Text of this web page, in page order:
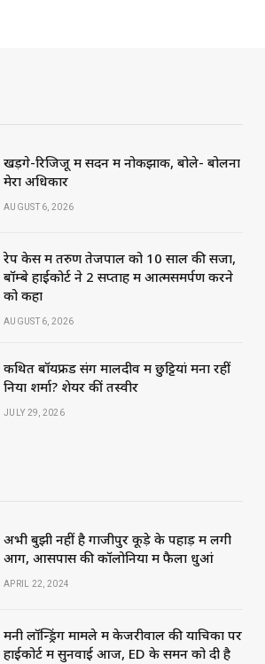
खड़गे-रिजिजू में सदन में नोकझोंक, बोले- बोलना
मेरा अधिकार
AUGUST 6, 2026
रेप केस में तरुण तेजपाल को 10 साल की सजा,
बॉम्बे हाईकोर्ट ने 2 सप्ताह में आत्मसमर्पण करने
को कहा
AUGUST 6, 2026
कथित बॉयफ्रेंड संग मालदीव में छुट्टियां मना रहीं
निया शर्मा? शेयर कीं तस्वीरें
JULY 29, 2026
अभी बुझी नहीं है गाजीपुर कूड़े के पहाड़ में लगी
आग, आसपास की कॉलोनियों में फैला धुआं
APRIL 22, 2024
मनी लॉन्ड्रिंग मामले में केजरीवाल की याचिका पर
हाईकोर्ट में सुनवाई आज, ED के समन को दी है